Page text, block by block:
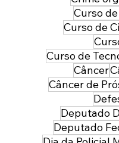
Curso
Curso de
Curso de
Câncer
Câncer de
Deputado
Deputado